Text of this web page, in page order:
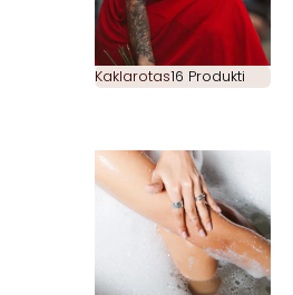
Kaklarotas16 Produkti